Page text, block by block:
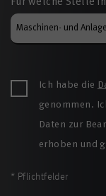
Für welche Stelle
Ich habe die
genommen.
Daten zur
erhoben und
* Pflichtfelder